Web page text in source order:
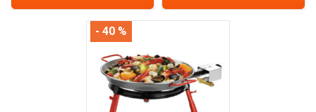
- 40 %